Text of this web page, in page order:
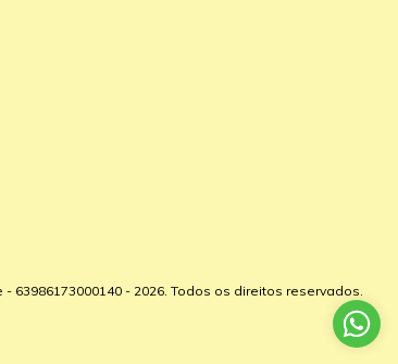
- 63986173000140 - 2026. Todos os direitos reservados.